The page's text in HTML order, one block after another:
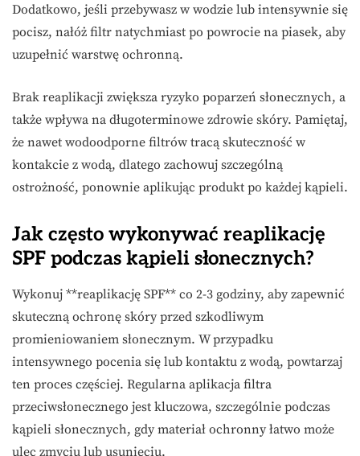
Dodatkowo, jeśli przebywasz w wodzie lub intensywnie się
pocisz, nałóż filtr natychmiast po powrocie na piasek, aby
uzupełnić warstwę ochronną.
Brak reaplikacji zwiększa ryzyko poparzeń słonecznych, a
także wpływa na długoterminowe zdrowie skóry. Pamiętaj,
że nawet wodoodporne filtrów tracą skuteczność w
kontakcie z wodą, dlatego zachowuj szczególną
ostrożność, ponownie aplikując produkt po każdej kąpieli.
Jak często wykonywać reaplikację
SPF podczas kąpieli słonecznych?
Wykonuj **reaplikację SPF** co 2-3 godziny, aby zapewnić
skuteczną ochronę skóry przed szkodliwym
promieniowaniem słonecznym. W przypadku
intensywnego pocenia się lub kontaktu z wodą, powtarzaj
ten proces częściej. Regularna aplikacja filtra
przeciwsłonecznego jest kluczowa, szczególnie podczas
kąpieli słonecznych, gdy materiał ochronny łatwo może
ulec zmyciu lub usunięciu.